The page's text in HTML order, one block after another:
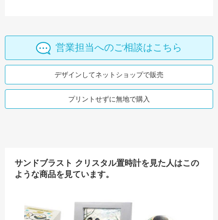
営業担当へのご相談はこちら
デザインしてネットショップで販売
プリントせずに無地で購入
サンドブラスト クリスタル置時計を見た人はこの
ような商品を見ています。
クロック
ッチンマット 180x45cmキューブ型木目調LEDクロック